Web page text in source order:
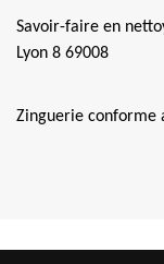
Savoir-faire en
Lyon 8 69008
Zinguerie conforme